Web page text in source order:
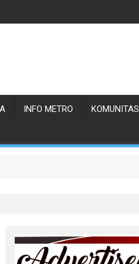
INFO METRO KOMUNITAS